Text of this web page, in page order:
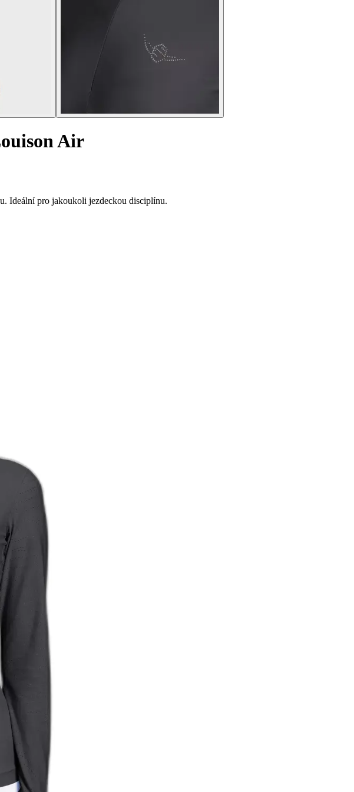
Air
Ideální pro jakoukoli jezdeckou disciplínu.